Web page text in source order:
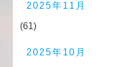
2025年11月
(61)
2025年10月